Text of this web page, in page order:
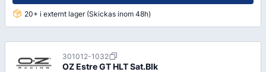
20+ i externt lager (Skickas inom 48h)
301012-1032
OZEstre GT HLT Sat.Blk